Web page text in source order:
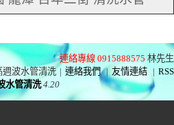
連絡專線 0915888575 林先生
週波水管清洗 | 連絡我們 | 友情連結 | RSS
水管清洗 4.20